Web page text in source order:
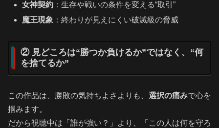
女神契約 ：生存や戦いの条件を変える“取引”
魔王現象 ：終わりが見えにくい破滅級の脅威
② 見どころは“勝つか負けるか”ではなく、“何
を捨てるか”
この作品は、勝敗の気持ちよさよりも、 選択の痛みで心を
掴みます。
だから視聴中は「誰が強い？」より、「この人は何を守ろ